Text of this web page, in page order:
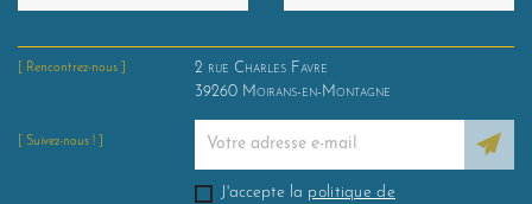
[ Rencontrez-nous ]
2 rue Charles Favre
39260 Moirans-en-Montagne
[ Suivez-nous ! ]
J'accepte la politique de